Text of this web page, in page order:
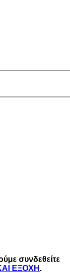
συνδεθείτε
ΕΞΟΧΗ .